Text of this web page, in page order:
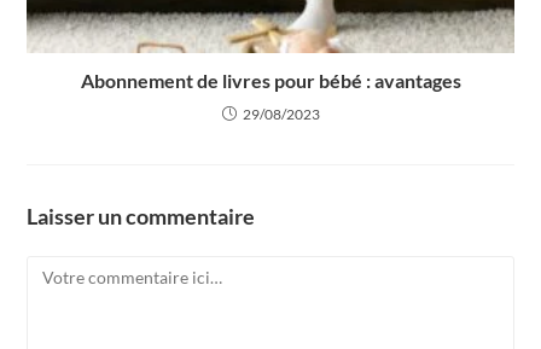
Abonnement de livres pour bébé : avantages
29/08/2023
Laisser un commentaire